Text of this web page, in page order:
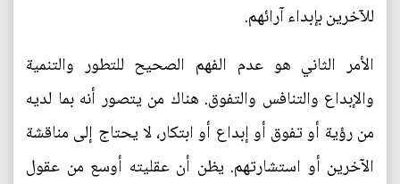
للآخرين بإبداء آرائهم.
الأمر الثاني هو عدم الفهم الصحيح للتطور والتنمية
والإبداع والتنافس والتفوق. هناك من يتصور أنه بما لديه
من رؤية أو تفوق أو إبداع أو ابتكار، لا يحتاج إلى مناقشة
الآخرين أو استشارتهم. يظن أن عقليته أوسع من عقول